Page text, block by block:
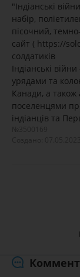
"Індіанські
набір,
пісочний,
сайт ( https://
солдатиків
Індіанські
урядами та
Канади, а
поселенцями
індіанців та